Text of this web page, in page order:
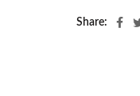
Share